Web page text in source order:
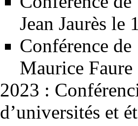
Jean Jaurès le
Conférence
Maurice
2023 :
d’universités et